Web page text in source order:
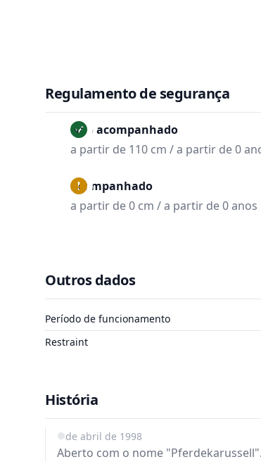
Regulamento de segurança
Não acompanhado
a partir de 110 cm / a partir de 0
Acompanhado
a partir de 0 cm / a partir de 0 anos
Outros dados
Período de funcionamento
Restraint
História
1 de abril de 1998
Aberto com o nome "Pferdekarussell".